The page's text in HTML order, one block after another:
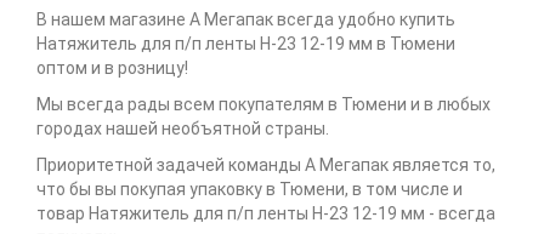
В нашем магазине А Мегапак всегда удобно купить
Натяжитель для п/п ленты H-23 12-19 мм в Тюмени
оптом и в розницу!
Мы всегда рады всем покупателям в Тюмени и в любых
городах нашей необъятной страны.
Приоритетной задачей команды А Мегапак является то,
что бы вы покупая упаковку в Тюмени, в том числе и
товар Натяжитель для п/п ленты H-23 12-19 мм - всегда